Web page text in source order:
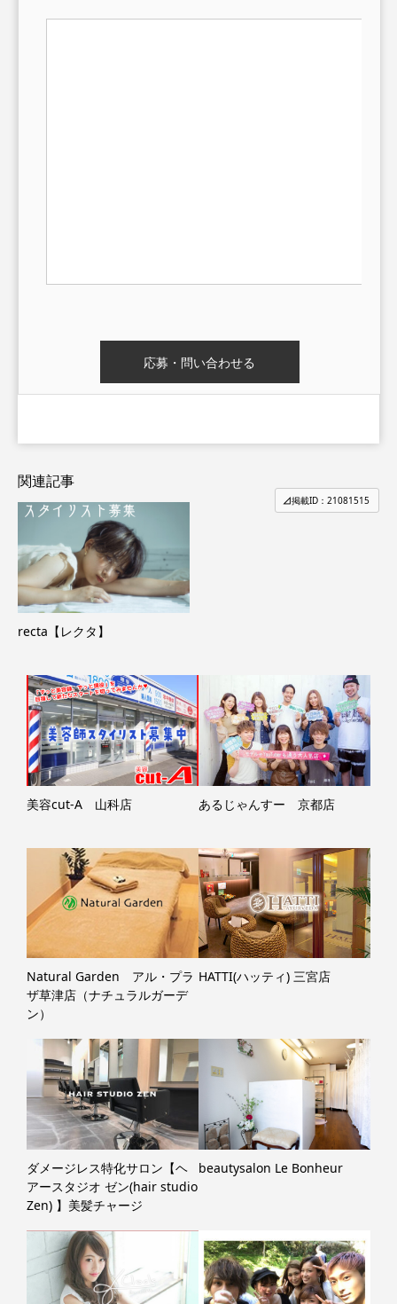
掲載ID：21081515
関連記事
recta【レクタ】
美容cut-A 山科店 あるじゃんすー 京都店
Natural Garden アル・プラ
ザ草津店（ナチュラルガーデ
ン）
HATTI(ハッティ) 三宮店
ダメージレス特化サロン【ヘ
アースタジオ ゼン(hair studio
Zen) 】美髪チャージ
beautysalon Le Bonheur